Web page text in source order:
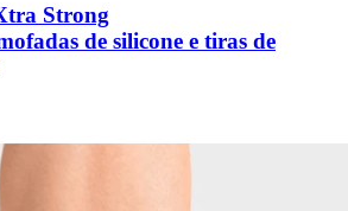
Strong
de silicone e tiras de